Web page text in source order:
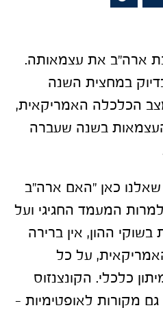
ארה"ב את עצמאותה.
במחצית השנה
הכלכלה האמריקאית,
בשנה שעברה
שאלנו כאן "האם ארה"ב
המעמד החגיגי ועל
ההון, אין ברירה
על כל
כלכלי. הקונצנזוס
מקורות לאופטימיות –